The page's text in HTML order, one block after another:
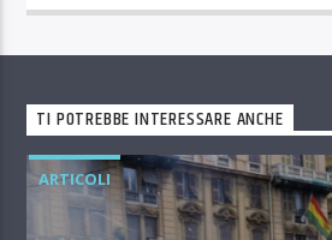
TI POTREBBE INTERESSARE ANCHE
ARTICOLI